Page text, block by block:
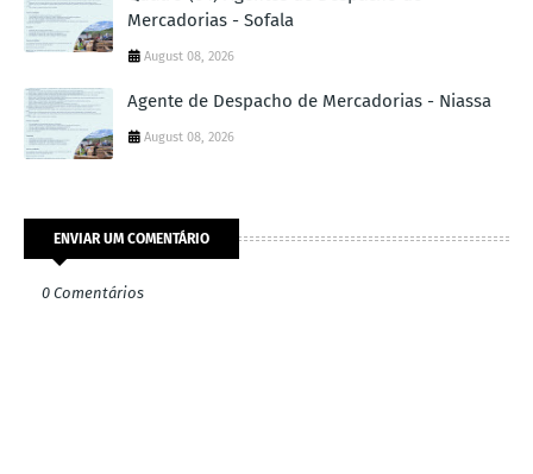
Mercadorias - Sofala
August 08, 2026
Agente de Despacho de Mercadorias - Niassa
August 08, 2026
ENVIAR UM COMENTÁRIO
0 Comentários